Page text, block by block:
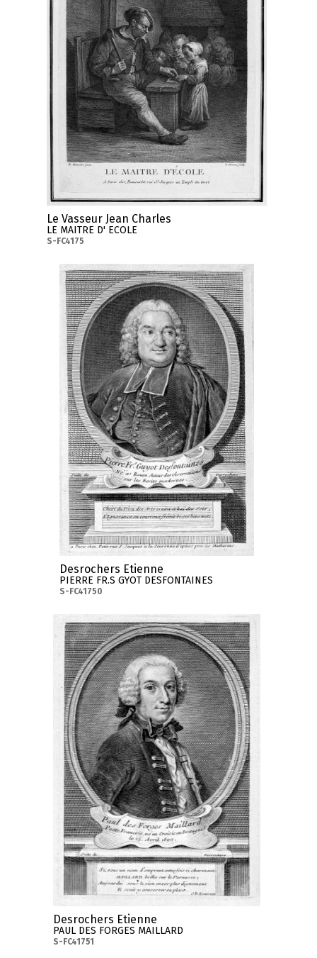
Le Vasseur Jean Charles
LE MAITRE D' ECOLE
S-FC4175
Desrochers Etienne
PIERRE FR.S GYOT DESFONTAINES
S-FC41750
Desrochers Etienne
PAUL DES FORGES MAILLARD
S-FC41751